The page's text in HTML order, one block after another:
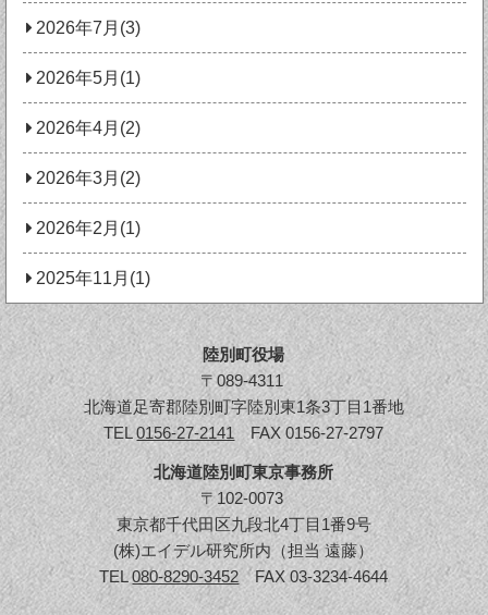
2026年7月(3)
2026年5月(1)
2026年4月(2)
2026年3月(2)
2026年2月(1)
2025年11月(1)
陸別町役場
〒089-4311
北海道足寄郡陸別町字陸別東1条3丁目1番地
TEL0156-27-2141 FAX 0156-27-2797
北海道陸別町東京事務所
〒102-0073
東京都千代田区九段北4丁目1番9号
(株)エイデル研究所内（担当 遠藤）
TEL080-8290-3452 FAX 03-3234-4644